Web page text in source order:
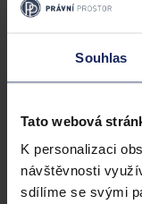
Souhlas
Tato webová
K personalizaci
návštěvnosti
sdílíme se svými
Pracovní e-
Orgány pro
bez soudu
Soudní dvůr Evropské